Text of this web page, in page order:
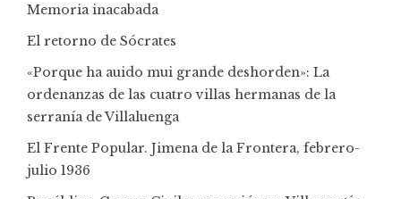
Memoria inacabada
El retorno de Sócrates
«Porque ha auido mui grande deshorden»: La
ordenanzas de las cuatro villas hermanas de la
serranía de Villaluenga
El Frente Popular. Jimena de la Frontera, febrero-
julio 1936